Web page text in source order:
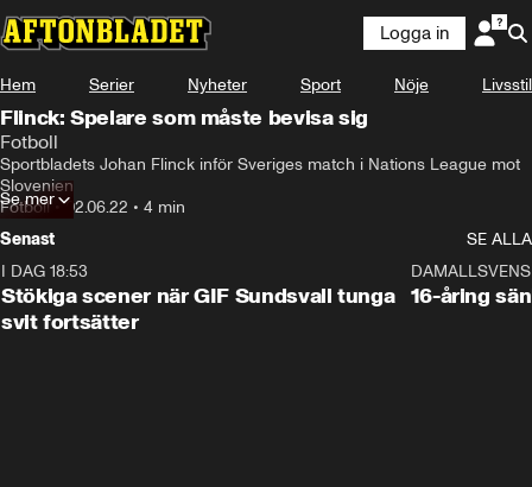
Logga in
Hem Serier Nyheter Sport Nöje Livsstil
Flinck: Spelare som måste bevisa sig
Fotboll
Sportbladets Johan Flinck inför Sveriges match i Nations League mot
Slovenien
Fotboll•02.06.22 • 4 min
Se mer
Senast
SE ALLA
I DAG 18:53
Stökiga scener när GIF Sundsvall tunga
svit fortsätter
16-åring